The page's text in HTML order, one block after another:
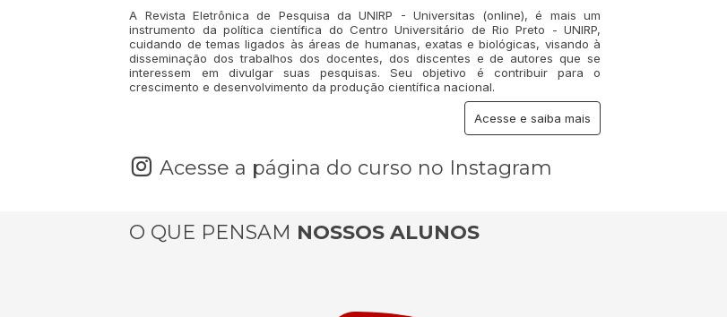
A Revista Eletrônica de Pesquisa da UNIRP - Universitas (online), é mais um
instrumento da política científica do Centro Universitário de Rio Preto - UNIRP,
cuidando de temas ligados às áreas de humanas, exatas e biológicas, visando à
disseminação dos trabalhos dos docentes, dos discentes e de autores que se
interessem em divulgar suas pesquisas. Seu objetivo é contribuir para o
crescimento e desenvolvimento da produção científica nacional.
Acesse e saiba mais
Acesse a página do curso no Instagram
O QUE PENSAM NOSSOS ALUNOS